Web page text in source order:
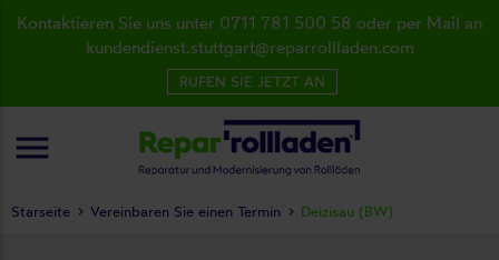
Starseite Vereinbaren Sie einen Termin Deizisau (BW)
Kontaktieren Sie uns unter 0711 781 500 58 oder per Mail an
kundendienst.stuttgart@reparrollladen.com
RUFEN SIE JETZT AN
menu